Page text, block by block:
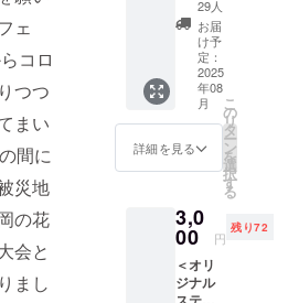
ェ
コロ
つつ
まい
間に
災地
の花
会と
まし
ございまし
我々は日頃
より、フェ
ニックス花
火の成り立
ちに伝えた
いという想
いで、市内
小中学校で
本プロ
ジェク
トのご
主旨に
ご賛同
いただ
き、ご
支援戴
きまし
礼メッ
セージ
を送ら
せてい
ただき
29人
お届
け予
定：
2025
年08
月
詳細を見る
こ
の
リ
タ
ー
ン
を
選
択
す
る
3,0
00 円
残り72
＜オリ
ジナル